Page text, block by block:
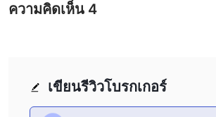
เขียนรีวิวโบรกเกอร์
ความคิดเห็น 4